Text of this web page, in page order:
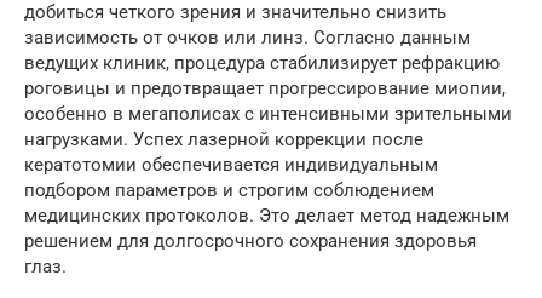
добиться четкого зрения и значительно снизить
зависимость от очков или линз. Согласно данным
ведущих клиник, процедура стабилизирует рефракцию
роговицы и предотвращает прогрессирование миопии,
особенно в мегаполисах с интенсивными зрительными
нагрузками. Успех лазерной коррекции после
кератотомии обеспечивается индивидуальным
подбором параметров и строгим соблюдением
медицинских протоколов. Это делает метод надежным
решением для долгосрочного сохранения здоровья
глаз.